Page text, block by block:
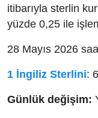
itibarıyla sterlin
yüzde 0,25 ile
28 Mayıs 2026
1 İngiliz Sterlini:
Günlük değişim: